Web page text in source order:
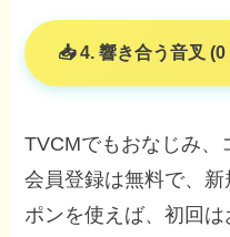
4. 響き合う音叉
TVCMでもおなじみ、
会員登録は無料で、
ポンを使えば、初回